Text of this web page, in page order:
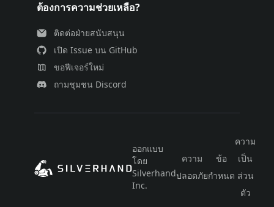
ต้องการความช่วยเหลือ?
ติดต่อฝ่ายสนับสนุน
เปิด Issue บน GitHub
ขอฟีเจอร์ใหม่
ถามชุมชน Discord
ออกแบบ
โดย
Silverhand
Inc.
ความ
ปลอดภัย
ข้อ
กำหนด
ความ
เป็น
ส่วน
ตัว